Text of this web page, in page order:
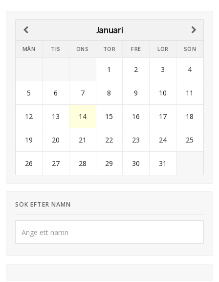
Januari
MÅN TIS ONS TOR FRE LÖR SÖN
1 2 3 4
5 6 7 8 9 10 11
12 13 14 15 16 17 18
19 20 21 22 23 24 25
26 27 28 29 30 31
SÖK EFTER NAMN